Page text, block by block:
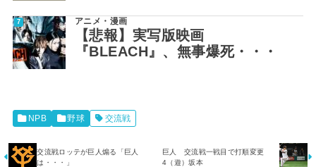
アニメ・漫画
【悲報】実写版映画
『BLEACH』、無事爆死・・・
NPB 野球 交流戦
交流戦ロッテが巨人煽る「巨人
は・・・」
巨人 交流戦一戦目で打順変更
4（遊）坂本